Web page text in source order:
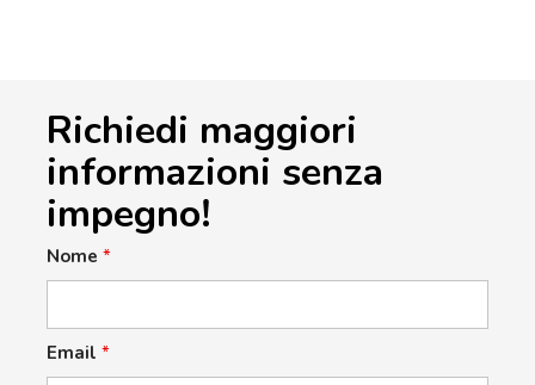
Richiedi maggiori
informazioni senza
impegno!
Nome *
Email *